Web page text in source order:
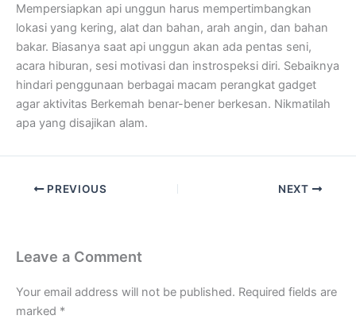
Mempersiapkan api unggun harus mempertimbangkan
lokasi yang kering, alat dan bahan, arah angin, dan bahan
bakar. Biasanya saat api unggun akan ada pentas seni,
acara hiburan, sesi motivasi dan instrospeksi diri. Sebaiknya
hindari penggunaan berbagai macam perangkat gadget
agar aktivitas Berkemah benar-bener berkesan. Nikmatilah
apa yang disajikan alam.
PREVIOUS NEXT
Leave a Comment
Your email address will not be published. Required fields are
marked *